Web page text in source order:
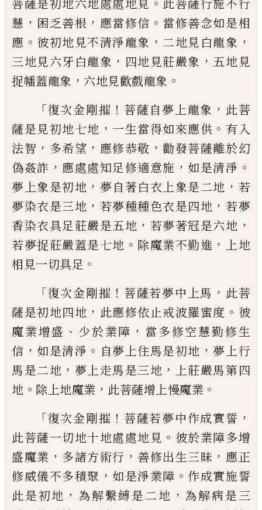
菩薩是初地六地處處地見
此菩薩行施不行
慧 ， 困乏善根 ， 應當修信 。 當修善念如是相
應 。 彼初地見不清淨龍象 ， 二地見白龍象 ，
三地見六牙白龍象 ， 四地見莊嚴象 ， 五地見
捉幡蓋龍象 ， 六地見歡戲龍象 。
「復次金剛摧 ！ 菩薩自夢上龍象 ， 此菩
薩是見初地七地 ， 一生當得如來應供 。 有入
法智 ， 多希望 ， 應修恭敬 ，勸發菩薩離於幻
偽姦詐 ， 應處處知足修適意施 ， 如是清淨 。
夢上象是初地 ， 夢自著白衣上象是二地 ， 若
夢染衣是三地 ， 若夢種種色衣是四地 ， 若夢
香染衣具足莊嚴是五地 ， 若夢著冠是六地 ，
若夢捉莊嚴蓋是七地 。 除魔業不勤進 ，
上地
相見一切具足 。
「復次金剛摧 ！ 菩薩若夢中上馬 ， 此菩
薩是初地四地 ， 此應修依止戒波羅蜜度 。 彼
魔業增盛 、 少於業障 ， 當多修空慧勤修生
信 ， 如是清淨 。 自夢上住馬是初地 ， 夢上行
馬是二地 ， 夢 上走馬是三地 ，
上莊嚴馬第四
地 。 除上地魔業 ， 此菩薩增上慢魔業 。
「復次金剛摧 ！ 菩薩若夢中作成實誓 ，
此菩薩一切地十地處處地見 。 彼於業障多增
盛魔業 ， 多諸方術行 ， 善修出生三昧 ， 應正
修威儀不多積聚 ， 如是淨業障 。 作成實施誓
此是初地 ， 為解繫縛是二地 ， 為解病是三